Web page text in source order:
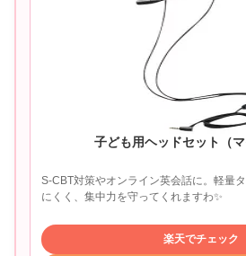
子ども用ヘッドセット（マ
S-CBT対策やオンライン英会話に。軽量
にくく、集中力を守ってくれますわ✨
楽天でチェック